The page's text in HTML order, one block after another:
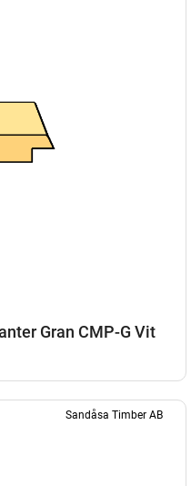
Gran CMP-G Vit
Sandåsa Timber AB